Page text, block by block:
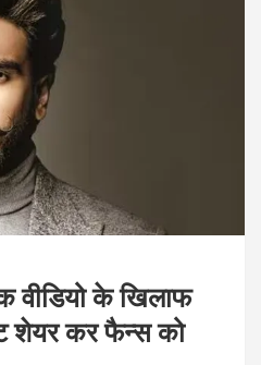
वीडियो के खिलाफ
शेयर कर फैन्स को